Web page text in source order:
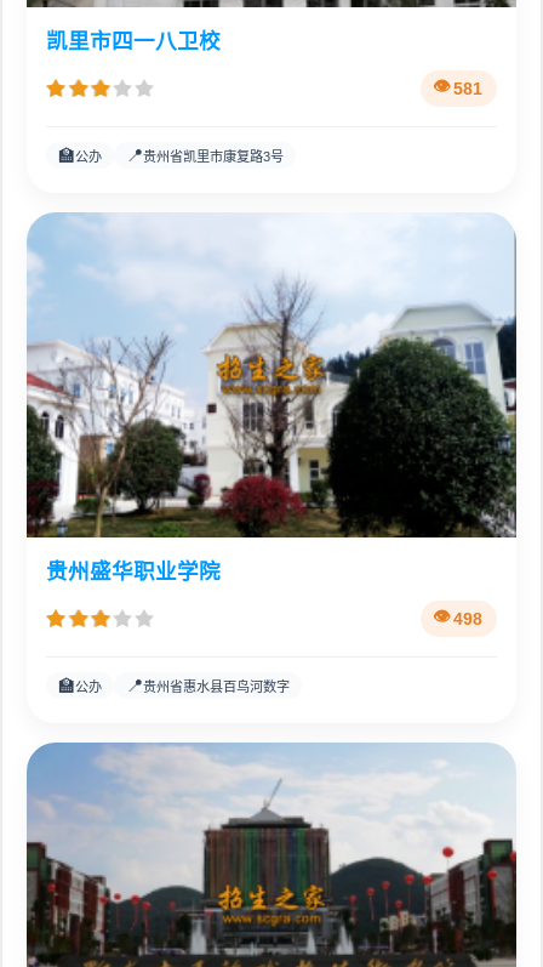
凯里市四一八卫校
581
🏫公办 📍贵州省凯里市康复路3号
贵州盛华职业学院
498
🏫公办 📍贵州省惠水县百鸟河数字